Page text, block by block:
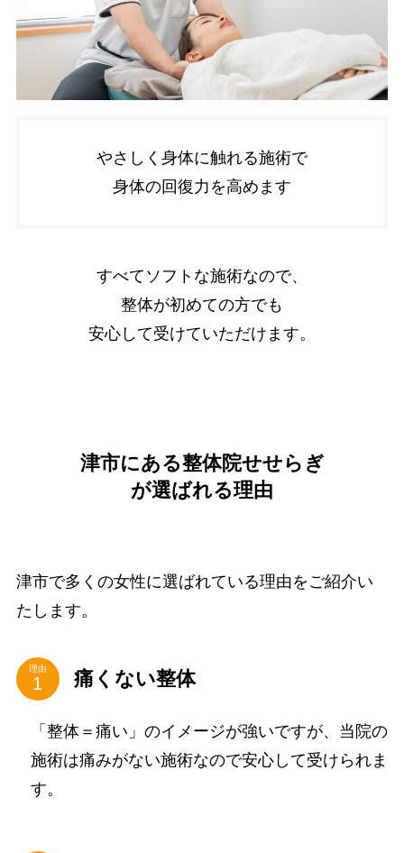
やさしく身体に触れる施術で
身体の回復力を高めます
すべてソフトな施術なので、
整体が初めての方でも
安心して受けていただけます。
津市にある整体院せせらぎ
が選ばれる理由
津市で多くの女性に選ばれている理由をご紹介い
たします。
理由 痛くない整体
「整体＝痛い」のイメージが強いですが、当院の
施術は痛みがない施術なので安心して受けられま
す。